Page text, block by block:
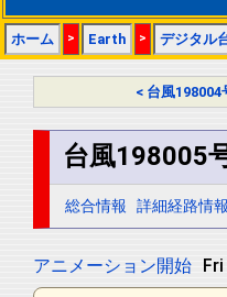
ホーム > Earth > デジタル
< 台風198004
台風198005
総合情報 詳細経路情報
アニメーション開始